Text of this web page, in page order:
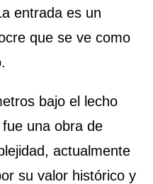
entrada es un
que se ve como
bajo el lecho
una obra de
actualmente
su valor histórico y